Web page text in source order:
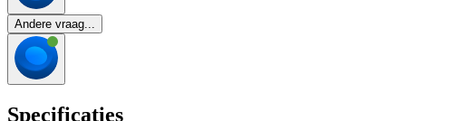
Andere vraag...
Specificaties